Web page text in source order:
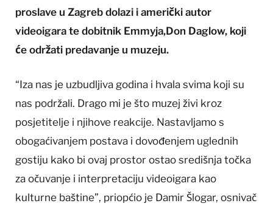
proslave u Zagreb dolazi i američki autor
videoigara te dobitnik Emmyja,Don Daglow, koji
će održati predavanje u muzeju.
“Iza nas je uzbudljiva godina i hvala svima koji su
nas podržali. Drago mi je što muzej živi kroz
posjetitelje i njihove reakcije. Nastavljamo s
obogaćivanjem postava i dovođenjem uglednih
gostiju kako bi ovaj prostor ostao središnja točka
za očuvanje i interpretaciju videoigara kao
kulturne baštine”, priopćio je Damir Šlogar, osnivač